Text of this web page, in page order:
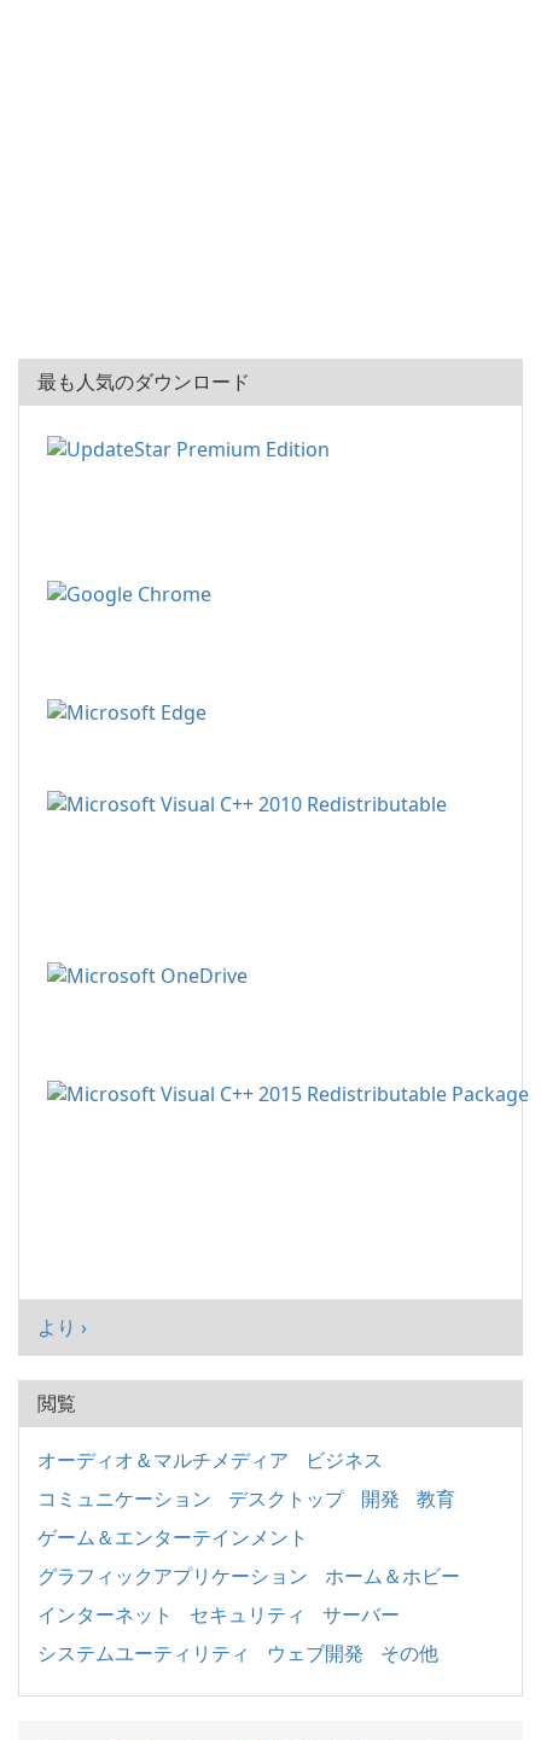
最も人気のダウンロード
より ›
閲覧
オーディオ＆マルチメディア
ビジネス
コミュニケーション
デスクトップ 開発
教育
ゲーム＆エンターテインメント
グラフィックアプリケーション
ホーム＆ホビー
インターネット
セキュリティ
サーバー
システムユーティリティ
ウェブ開発 その他